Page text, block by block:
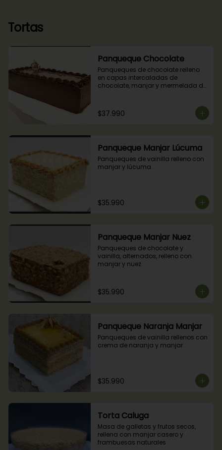
Tortas
Panqueque Chocolate
Panqueques de chocolate relleno
en capas intercaladas de
chocolate, manjar y mermelada de
$37.990
Panqueque Manjar Lúcuma
Panqueques de vainilla relleno con
manjar y lúcuma.
$35.990
Panqueque Manjar Nuez
Panqueques de chocolate y
vainilla, alternados, relleno con
manjar y nuez.
$35.990
Panqueque Naranja Manjar
Panqueques de vainilla rellenos con
crema de naranja y manjar.
$35.990
Torta Caluga
Masa de galletas y frutos secos,
rellena con manjar casero y
frambuesas naturales